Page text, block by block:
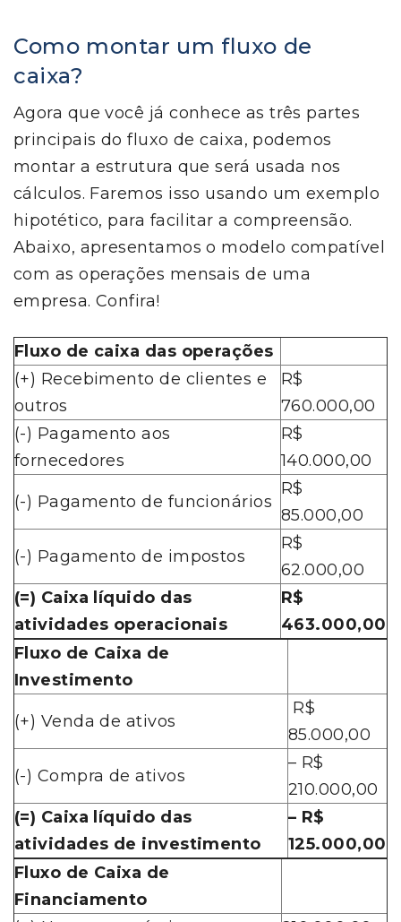
Como montar um fluxo de
caixa?
Agora que você já conhece as três partes
principais do fluxo de caixa, podemos
montar a estrutura que será usada nos
cálculos. Faremos isso usando um exemplo
hipotético, para facilitar a compreensão.
Abaixo, apresentamos o modelo compatível
com as operações mensais de uma
empresa. Confira!
Fluxo de caixa das operações
(+) Recebimento de clientes e
outros
R$
760.000,00
(-) Pagamento aos
fornecedores
R$
140.000,00
(-) Pagamento de funcionários
R$
85.000,00
(-) Pagamento de impostos
R$
62.000,00
(=) Caixa líquido das
atividades operacionais
R$
463.000,00
Fluxo de Caixa de
Investimento
(+) Venda de ativos
R$
85.000,00
(-) Compra de ativos
– R$
210.000,00
(=) Caixa líquido das
atividades de investimento
– R$
125.000,00
Fluxo de Caixa de
Financiamento